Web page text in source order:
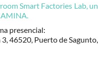
Smart Factories Lab, un
presencial:
46520, Puerto de Sagunto,